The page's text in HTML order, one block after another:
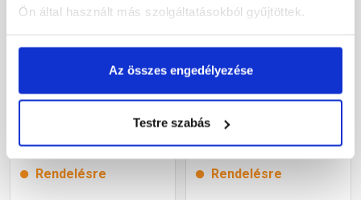
Ön által használt más szolgáltatásokból gyűjtöttek.
Az összes engedélyezése
Testre szabás
Rendelésre
falburkoló lap
Rendelésre